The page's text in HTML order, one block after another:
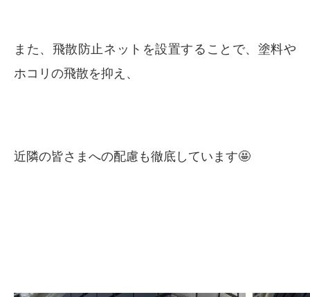
また、飛散防止ネットを設置することで、塗料や
ホコリの飛散を抑え、
近隣の皆さまへの配慮も徹底しています🤩